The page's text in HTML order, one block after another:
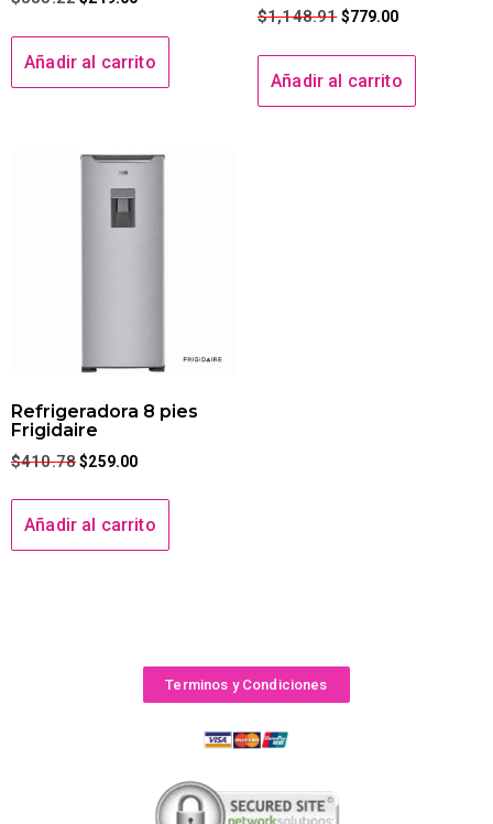
Añadir al carrito
$1,148.91 $779.00
Añadir al carrito
Refrigeradora 8 pies
Frigidaire
$410.78 $259.00
Añadir al carrito
Terminos y Condiciones